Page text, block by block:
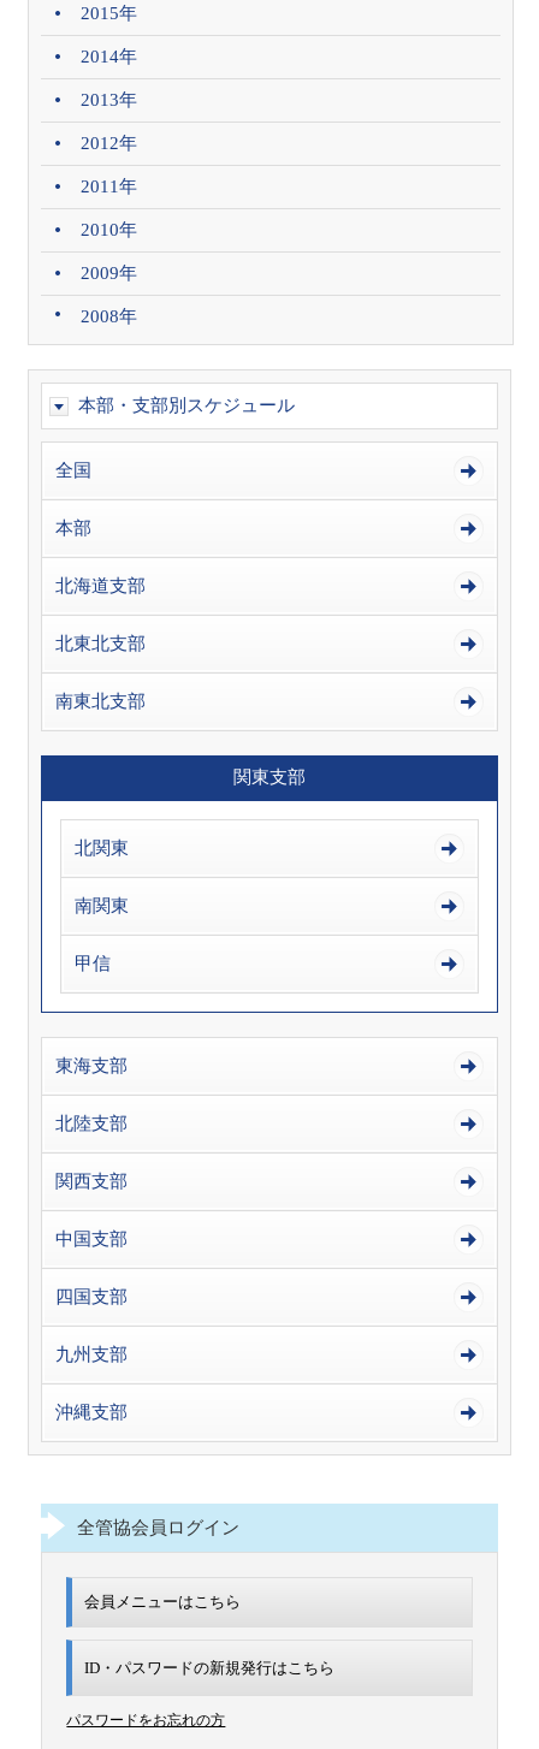
2015年
2014年
2013年
2012年
2011年
2010年
2009年
2008年
本部・支部別スケジュール
全国
本部
北海道支部
北東北支部
南東北支部
関東支部
北関東
南関東
甲信
東海支部
北陸支部
関西支部
中国支部
四国支部
九州支部
沖縄支部
全管協会員ログイン
会員メニューはこちら
ID・パスワードの新規発行はこちら
パスワードをお忘れの方